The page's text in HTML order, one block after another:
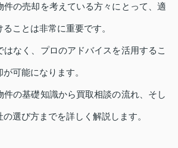
件の売却を考えている方々にとって、適
ことは非常に重要です。
はなく、プロのアドバイスを活用するこ
可能になります。
件の基礎知識から買取相談の流れ、そし
選び方までを詳しく解説します。